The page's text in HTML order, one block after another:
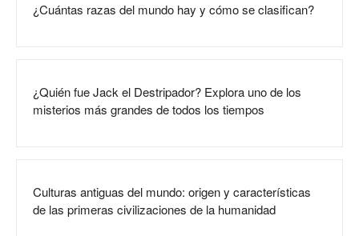
¿Cuántas razas del mundo hay y cómo se clasifican?
¿Quién fue Jack el Destripador? Explora uno de los
misterios más grandes de todos los tiempos
Culturas antiguas del mundo: origen y características
de las primeras civilizaciones de la humanidad